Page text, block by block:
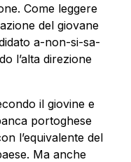
Come leggere
del giovane
a-non-si-sa-
l’alta direzione
il giovine e
portoghese
l’equivalente del
Ma anche